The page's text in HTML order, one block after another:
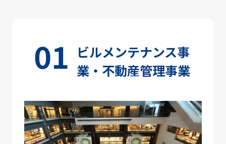
ビルメンテナンス事
業・不動産管理事業